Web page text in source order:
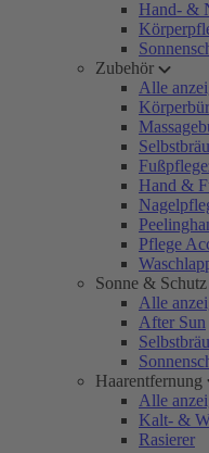
Hand- &
Zubehör
Alle
Hand &
Pflege
Sonne & Schutz
Alle
After Sun
Haarentfernung
Alle
Kalt- &
Rasierer